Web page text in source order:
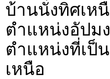
บ้านนั่งทิศเห
ตำแหน่งอัปม
ตำแหน่งที่เป็
เหนือ